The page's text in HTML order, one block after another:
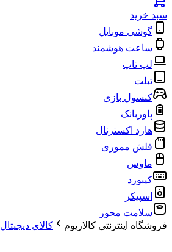
سبد خرید
گوشی موبایل
ساعت هوشمند
لپ تاپ
تبلت
کنسول بازی
پاوربانک
هارد اکسترنال
فلش مموری
ماوس
کیبورد
اسپیکر
سلامت محور
فروشگاه اینترنتی کالاریوم
کالای دیجیتال